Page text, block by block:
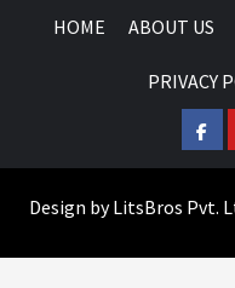
HOME ABOUT US
PRIVACY
Design byLitsBros Pvt.